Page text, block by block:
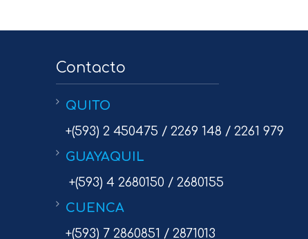
Contacto
QUITO
+(593) 2 450475 / 2269 148 / 2261 979
GUAYAQUIL
+(593) 4 2680150 / 2680155
CUENCA
+(593) 7 2860851 / 2871013